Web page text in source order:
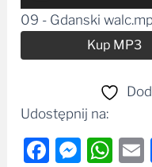
plików
dźwiękowych
09 - Gdanski
Kup MP3
Udostępnij na: